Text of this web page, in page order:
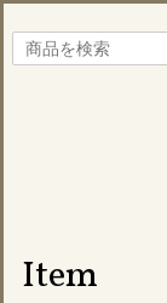
Item